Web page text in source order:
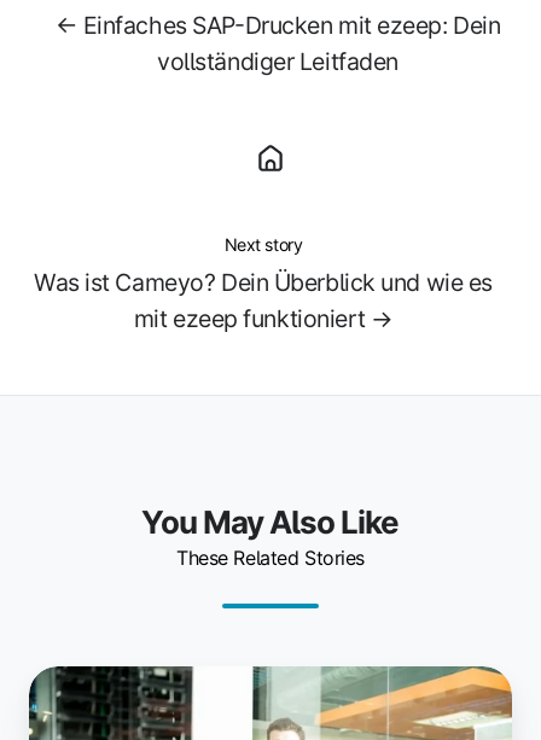
← Einfaches SAP-Drucken mit ezeep: Dein
vollständiger Leitfaden
Next story
Was ist Cameyo? Dein Überblick und wie es
mit ezeep funktioniert →
You May Also Like
These Related Stories
Chrome
Remote